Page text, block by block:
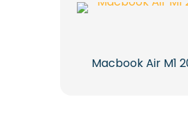
Macbook Air M1